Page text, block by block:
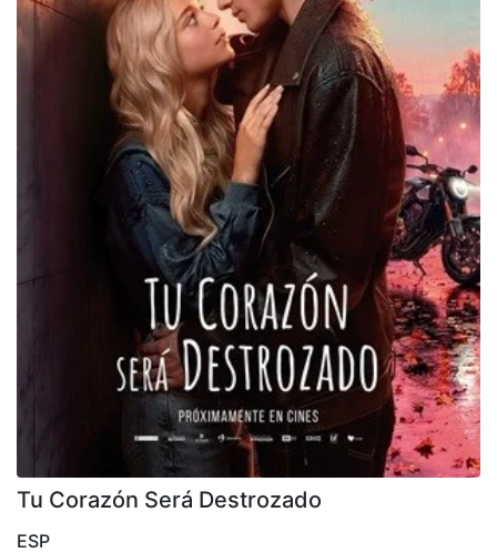
Tu Corazón Será Destrozado
ESP